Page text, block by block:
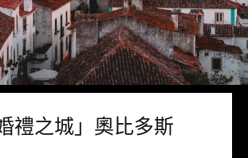
禮之城」奧比多斯